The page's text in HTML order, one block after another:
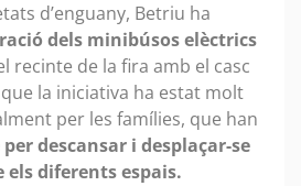
d’enguany, Betriu ha
dels minibúsos elèctrics
recinte de la fira amb el casc
la iniciativa ha estat molt
per les famílies, que han
descansar i desplaçar-se
diferents espais.